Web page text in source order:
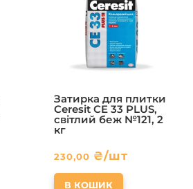
Затирка для плитки
Ceresit CE 33 PLUS,
світлий беж №121, 2
кг
230,00 ₴/шт
В КОШИК